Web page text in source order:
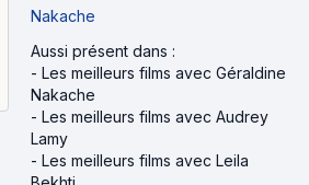
Nakache
Aussi présent dans :
- Les meilleurs films avec Géraldine
Nakache
- Les meilleurs films avec Audrey
Lamy
- Les meilleurs films avec Leila